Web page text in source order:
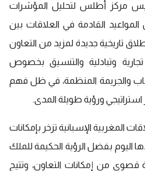
مركز أطلس لتحليل المؤشرات
القادمة في العلاقات بين
تاريخية جديدة لمزيد من التعاون
تجارية وتبادلية والتنسيق بخصوص
والجريمة المنظمة، في ظل فهم
ورؤية طويلة المدى.
المغربية الإسبانية تزخر بإمكانات
اليوم بفضل الرؤية الحكيمة للملك
من إمكانات التعاون، وتتيح